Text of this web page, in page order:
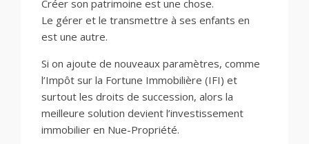
Créer son patrimoine est une chose.
Le gérer et le transmettre à ses enfants en
est une autre.
Si on ajoute de nouveaux paramètres, comme
l’Impôt sur la Fortune Immobilière (IFI) et
surtout les droits de succession, alors la
meilleure solution devient l’investissement
immobilier en Nue-Propriété.